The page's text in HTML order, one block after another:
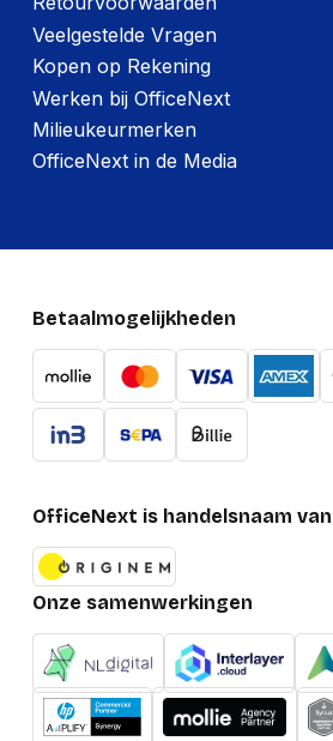
Veelgestelde Vragen
Kopen op Rekening
Werken bij OfficeNext
Milieukeurmerken
OfficeNext in de Media
Betaalmogelijkheden
OfficeNext is handelsnaam
Onze samenwerkingen